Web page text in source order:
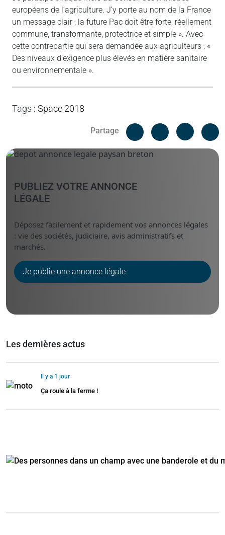
européens de l’agriculture. J’y porte au nom de la France
un message clair : la future Pac doit être forte, réellement
commune, transformante, protectrice et simple ». Avec
cette contrepartie qui sera demandée aux agriculteurs : «
Des niveaux d’exigence plus élevés en matière sanitaire
ou environnementale ».
Tags : Space 2018
Partage
Facebook
Linked
PUBLIEZ VOTRE ANNONCE
LÉGALE
Déposez facilement et rapidement vos annonces légales
: vie des sociétés, judiciaire, avis administratifs et
marchés.
Je publie une annonce légale
Les dernières actus
Il y a 1 jour
Ça roule à la ferme !